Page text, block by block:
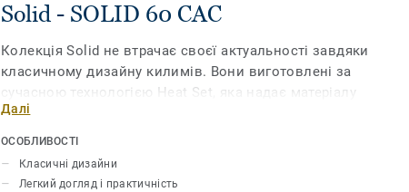
Solid - SOLID 60 CAC
Колекція Solid не втрачає своєї актуальності завдяки
класичному дизайну килимів. Вони виготовлені за
сучасною технологією Heat Set, яка надає матеріалу
максимальної схожості з натуральною вовною і робить
поверхню м'якою та приємною на дотик. Килими, вироблені
з прядива Heat Set, стійкі до ультрафіолетових променів і
невибагливі в догляді.
Далі
ОСОБЛИВОСТІ
Класичні дизайни
Легкий догляд і практичність